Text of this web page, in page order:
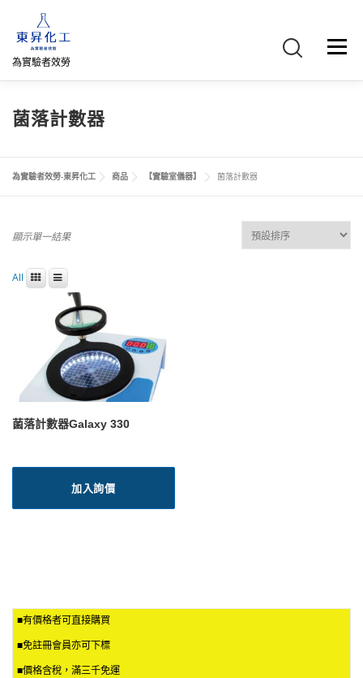
為實驗者效勞
選單
首頁 關於我們
網路商店 直購專區 詢價車、購物車/會員
菌落計數器
為實驗者效勞-東昇化工 商品 【實驗室儀器】 菌落計數器
顯示單一結果
All
菌落計數器Galaxy 330
加入詢價
■有價格者可直接購買
■免註冊會員亦可下標
■價格含稅，滿三千免運